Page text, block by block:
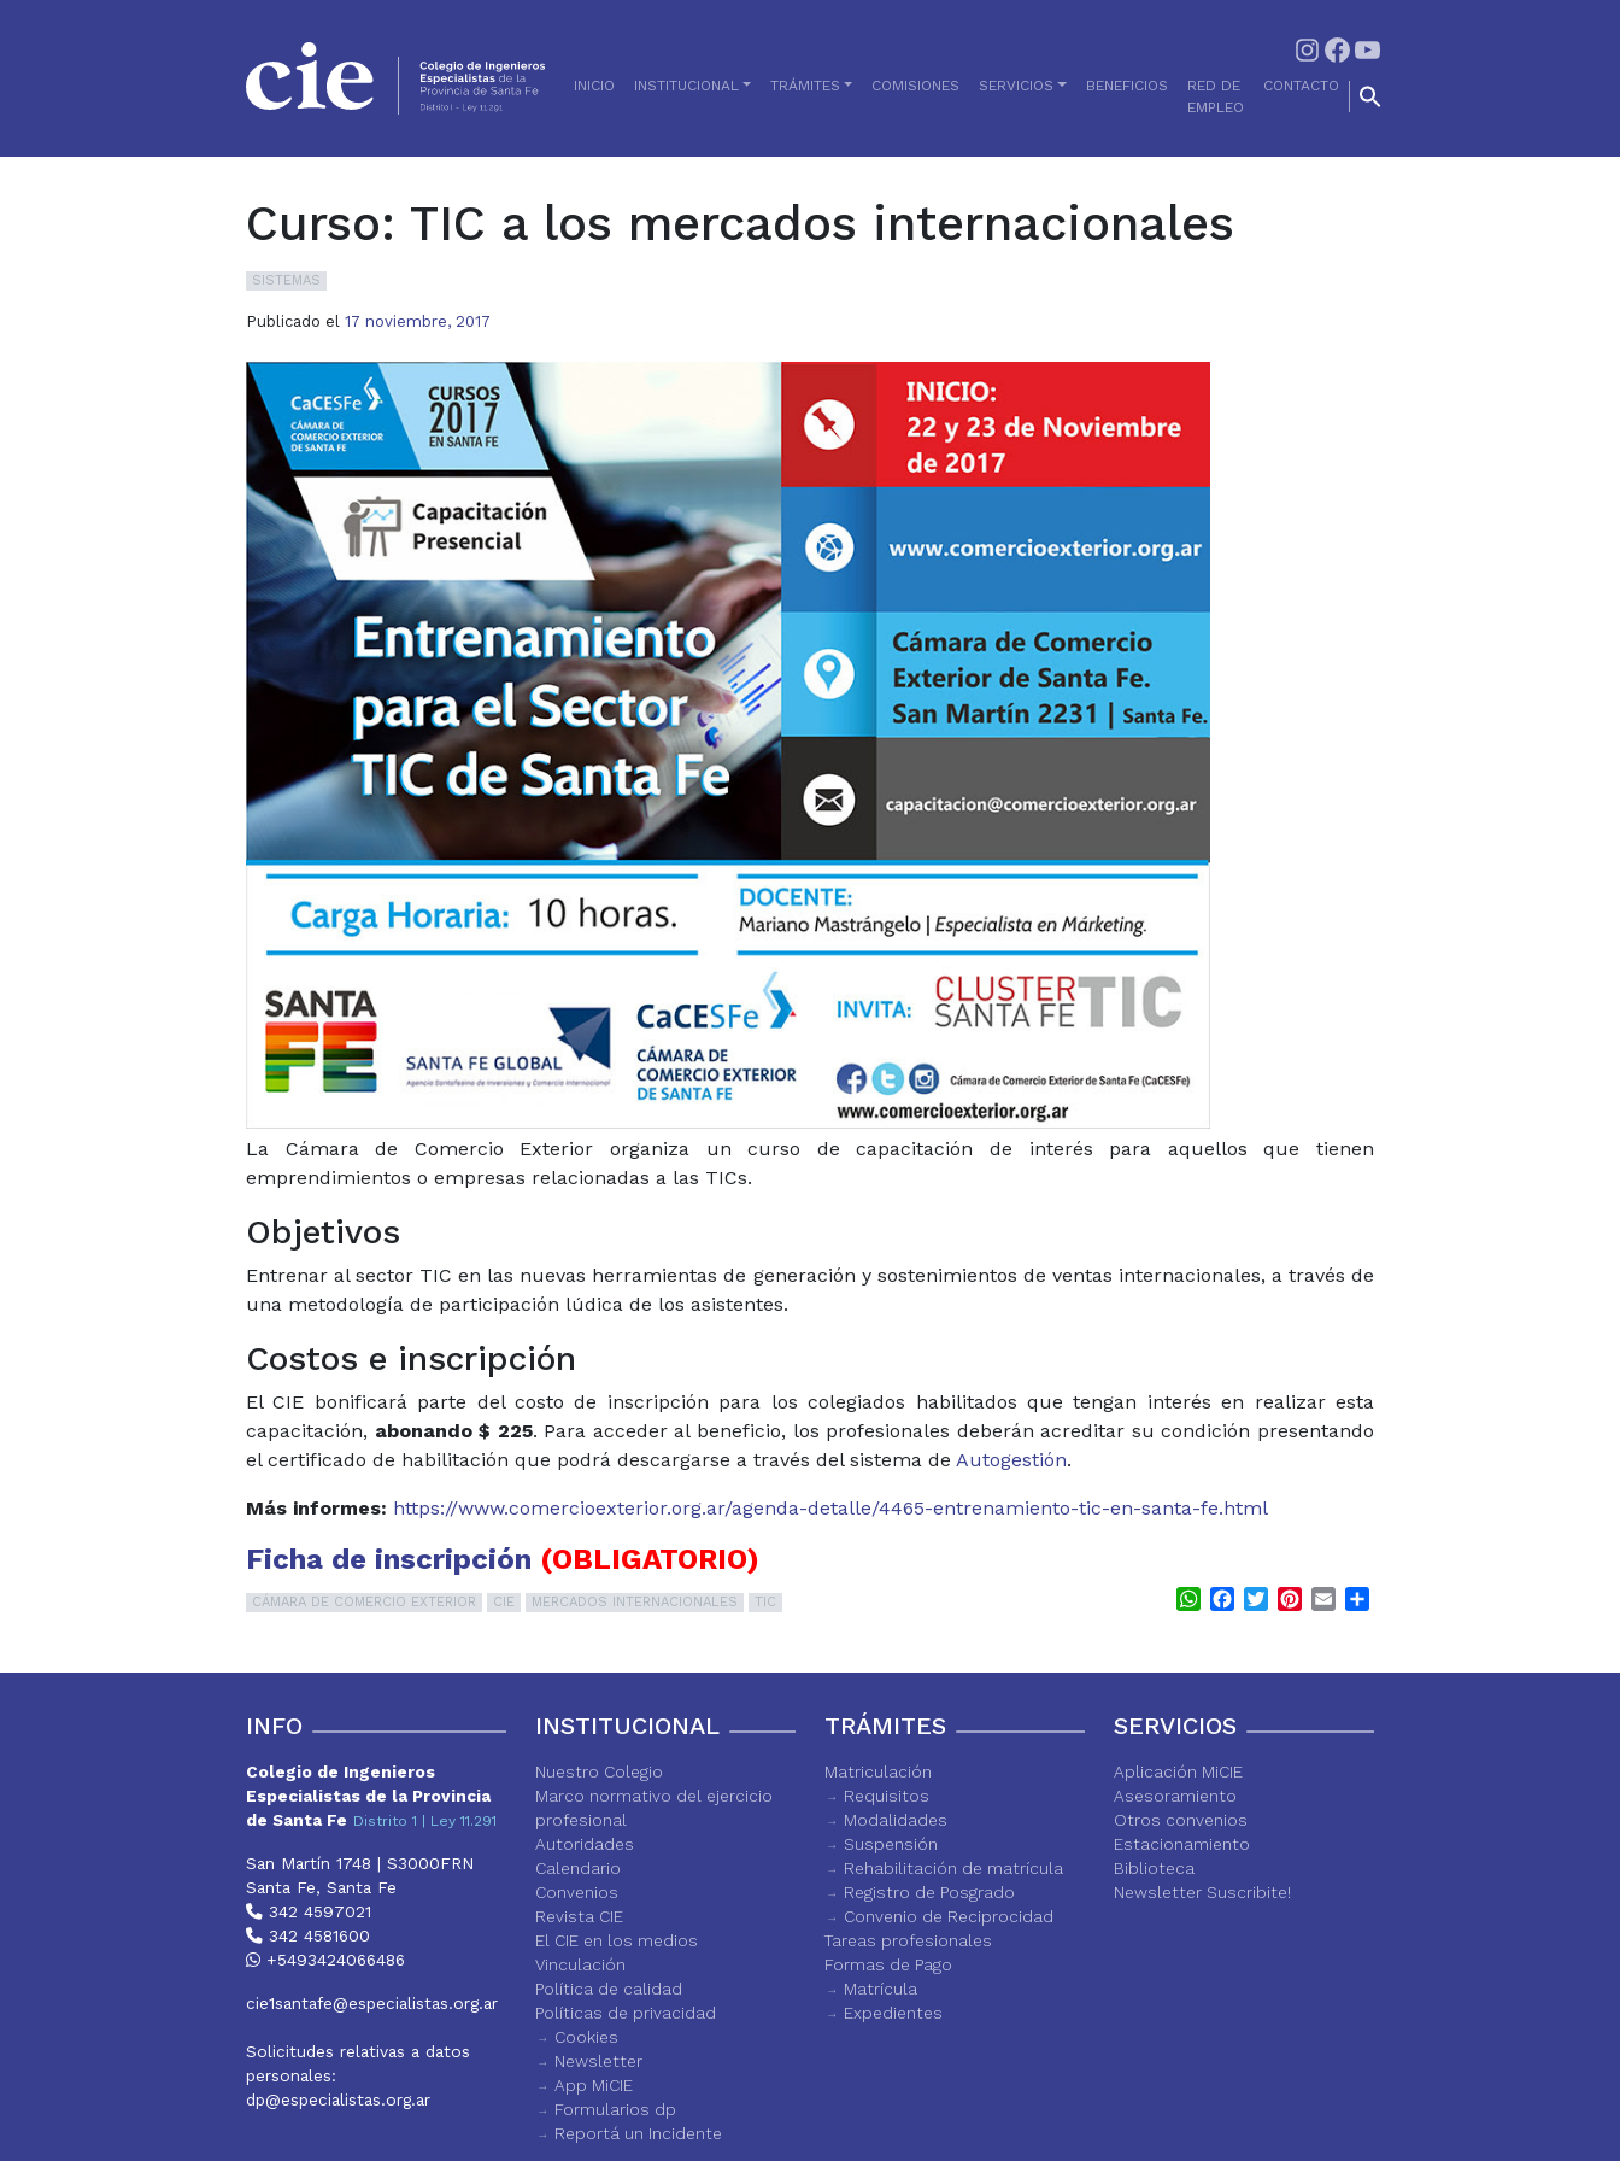
Instagram
Facebook
YouTube
INICIO INSTITUCIONAL TRÁMITES COMISIONES SERVICIOS BENEFICIOS
RED DE
EMPLEO
CONTACTO
Curso: TIC a los mercados internacionales
SISTEMAS
Publicado el 17 noviembre, 2017
La Cámara de Comercio Exterior organiza un curso de capacitación de interés para aquellos que tienen
emprendimientos o empresas relacionadas a las TICs.
Objetivos
Entrenar al sector TIC en las nuevas herramientas de generación y sostenimientos de ventas internacionales, a través de
una metodología de participación lúdica de los asistentes.
Costos e inscripción
El CIE bonificará parte del costo de inscripción para los colegiados habilitados que tengan interés en realizar esta
capacitación, abonando $ 225. Para acceder al beneficio, los profesionales deberán acreditar su condición presentando
el certificado de habilitación que podrá descargarse a través del sistema de Autogestión.
Más informes: https://www.comercioexterior.org.ar/agenda-detalle/4465-entrenamiento-tic-en-santa-fe.html
Ficha de inscripción (OBLIGATORIO)
CÁMARA DE COMERCIO EXTERIOR CIE MERCADOS INTERNACIONALES TIC WhatsApp
Facebook
TwitterPinterest
Email
INFO
Colegio de Ingenieros
Especialistas de la Provincia
de Santa Fe Distrito 1 | Ley 11.291
San Martín 1748 | S3000FRN
Santa Fe, Santa Fe
342 4597021
342 4581600
+5493424066486
cie1santafe@especialistas.org.ar
Solicitudes relativas a datos
personales:
dp@especialistas.org.ar
INSTITUCIONAL
Nuestro Colegio
Marco normativo del ejercicio
profesional
Autoridades
Calendario
Convenios
Revista CIE
El CIE en los medios
Vinculación
Política de calidad
Políticas de privacidad
Cookies
Newsletter
App MiCIE
Formularios dp
Reportá un Incidente
TRÁMITES
Matriculación
Requisitos
Modalidades
Suspensión
Rehabilitación de matrícula
Registro de Posgrado
Convenio de Reciprocidad
Tareas profesionales
Formas de Pago
Matrícula
Expedientes
SERVICIOS
Aplicación MiCIE
Asesoramiento
Otros convenios
Estacionamiento
Biblioteca
Newsletter Suscribite!